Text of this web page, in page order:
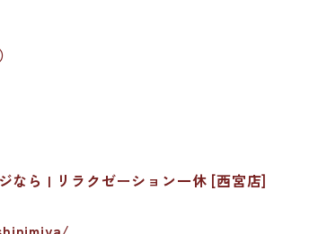
なら | リラクゼーション一休 [西宮店]